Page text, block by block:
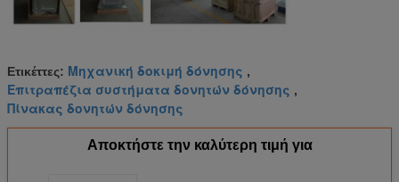
Ετικέττες: Μηχανική δοκιμή δόνησης ,
Επιτραπέζια συστήματα δονητών δόνησης ,
Πίνακας δονητών δόνησης
Αποκτήστε την καλύτερη τιμή για